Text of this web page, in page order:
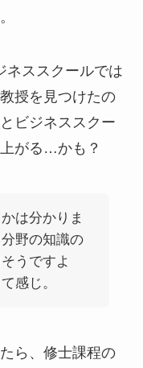
ネススクールでは
授を見つけたの
ビジネススクー
がる…かも？
は分かりま
野の知識の
うですよ
感じ。
ら、修士課程の